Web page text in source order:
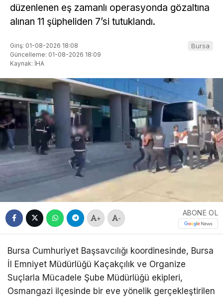
düzenlenen eş zamanlı operasyonda gözaltına
alınan 11 şüpheliden 7’si tutuklandı.
Giriş: 01-08-2026 18:08
Güncelleme: 01-08-2026 18:09
Kaynak: İHA
Bursa
+ -
ABONE OL
Bursa Cumhuriyet Başsavcılığı koordinesinde, Bursa
İl Emniyet Müdürlüğü Kaçakçılık ve Organize
Suçlarla Mücadele Şube Müdürlüğü ekipleri,
Osmangazi ilçesinde bir eve yönelik gerçekleştirilen